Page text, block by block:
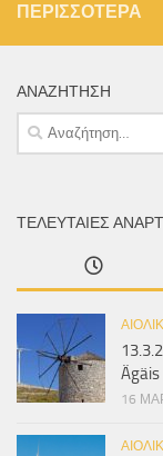
ΠΕΡΙΣΣΌΤΕΡΑ
ΑΝΑΖΉΤΗΣΗ
Αναζήτηση
για:
ΤΕΛΕΥΤΑΊΕΣ
Ägäis
16